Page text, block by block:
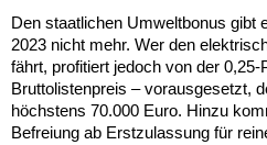
Den staatlichen Umweltbonus gibt
2023 nicht mehr. Wer den
fährt, profitiert jedoch von der
Bruttolistenpreis – vorausgesetzt,
höchstens 70.000 Euro. Hinzu
Befreiung ab Erstzulassung für